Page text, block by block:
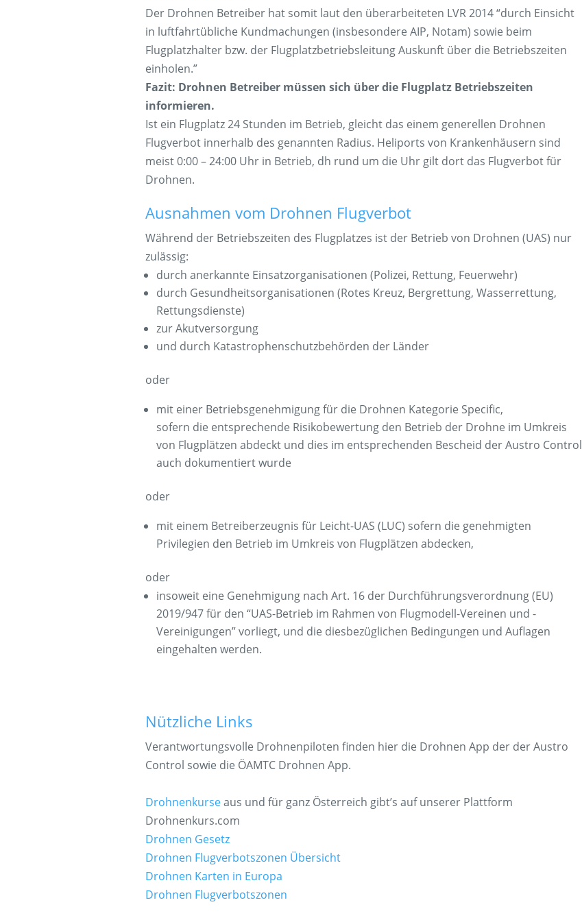
Der Drohnen Betreiber hat somit laut den überarbeiteten LVR 2014 “durch Einsicht
in luftfahrtübliche Kundmachungen (insbesondere AIP, Notam) sowie beim
Flugplatzhalter bzw. der Flugplatzbetriebsleitung Auskunft über die Betriebszeiten
einholen.”
Fazit: Drohnen Betreiber müssen sich über die Flugplatz Betriebszeiten
informieren.
Ist ein Flugplatz 24 Stunden im Betrieb, gleicht das einem generellen Drohnen
Flugverbot innerhalb des genannten Radius. Heliports von Krankenhäusern sind
meist 0:00 – 24:00 Uhr in Betrieb, dh rund um die Uhr gilt dort das Flugverbot für
Drohnen.
Ausnahmen vom Drohnen Flugverbot
Während der Betriebszeiten des Flugplatzes ist der Betrieb von Drohnen (UAS) nur
zulässig:
durch anerkannte Einsatzorganisationen (Polizei, Rettung, Feuerwehr)
durch Gesundheitsorganisationen (Rotes Kreuz, Bergrettung, Wasserrettung,
Rettungsdienste)
zur Akutversorgung
und durch Katastrophenschutzbehörden der Länder
oder
mit einer Betriebsgenehmigung für die Drohnen Kategorie Specific,
sofern die entsprechende Risikobewertung den Betrieb der Drohne im Umkreis
von Flugplätzen abdeckt und dies im entsprechenden Bescheid der Austro Control
auch dokumentiert wurde
oder
mit einem Betreiberzeugnis für Leicht-UAS (LUC) sofern die genehmigten
Privilegien den Betrieb im Umkreis von Flugplätzen abdecken,
oder
insoweit eine Genehmigung nach Art. 16 der Durchführungsverordnung (EU)
2019/947 für den “UAS-Betrieb im Rahmen von Flugmodell-Vereinen und -
Vereinigungen” vorliegt, und die diesbezüglichen Bedingungen und Auflagen
eingehalten werden.
Nützliche Links
Verantwortungsvolle Drohnenpiloten finden hier die Drohnen App der der Austro
Control sowie die ÖAMTC Drohnen App.
Drohnenkurseaus und für ganz Österreich gibt’s auf unserer Plattform
Drohnenkurs.com
Drohnen Gesetz
Drohnen Flugverbotszonen Übersicht
Drohnen Karten in Europa
Drohnen Flugverbotszonen